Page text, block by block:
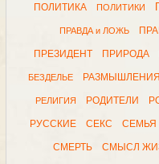
ПОЛИТИКА ПОЛИТИКИ
ПРАВДА и ЛОЖЬ
ПРЕЗИДЕНТ ПРИРОДА
БЕЗДЕЛЬЕ РАЗМЫШЛЕНИЯ
РЕЛИГИЯ РОДИТЕЛИ
РУССКИЕ СЕКС СЕМЬЯ
СМЕРТЬ СМЫСЛ